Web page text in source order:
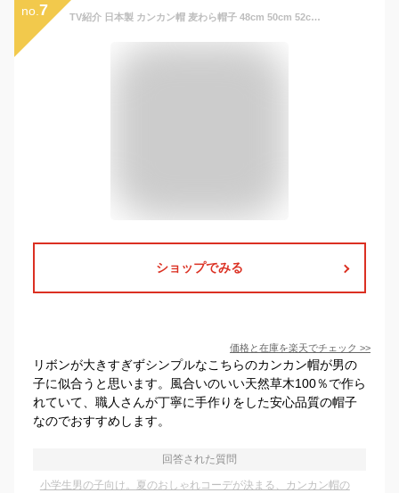
no. 7 TV紹介 日本製 カンカン帽 麦わら帽子 48cm 50cm 52cm 54cm 56cm 麦わら カンカン帽子 ホイップクリーム ベビー キッズ 女の子 男の子 ゴム付き ストロー ハット 帽子 春 夏 定番 シンプル おしゃれ かわいい【ラッピング不可】
ショップでみる
価格と在庫を楽天でチェック >>
リボンが大きすぎずシンプルなこちらのカンカン帽が男の
子に似合うと思います。風合いのいい天然草木100％で作ら
れていて、職人さんが丁寧に手作りをした安心品質の帽子
なのでおすすめします。
回答された質問
小学生男の子向け。夏のおしゃれコーデが決まる、カンカン帽の